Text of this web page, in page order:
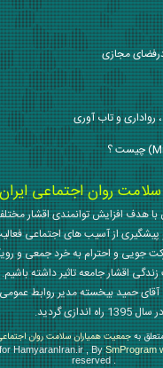
مجازی
و تاب آوری
روان اجتماعی
هدف افزایش توانمندی اقشار
از آسیب های اجتماعی
جویی و احترام به خرد جمعی و
زندگی اقشار جامعه تاثیر داشته
حمید بیخسته مدیر روابط
گردید.
بهجمعیت همیاران سلامت روان
HamyaranIran.ir , BySmProgram
reserved .